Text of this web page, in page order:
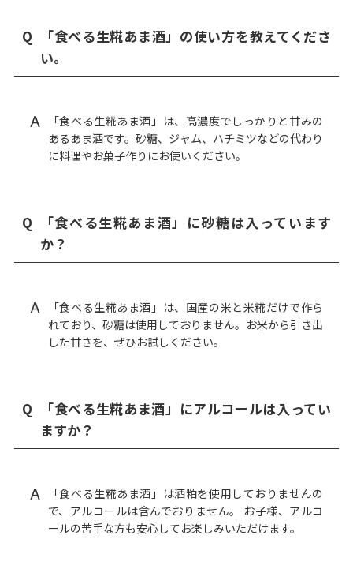
Q
「食べる生糀あま酒」の使い方を教えてくださ
い。
A
「食べる生糀あま酒」は、高濃度でしっかりと甘みの
あるあま酒です。砂糖、ジャム、ハチミツなどの代わり
に料理やお菓子作りにお使いください。
Q
「食べる生糀あま酒」に砂糖は入っています
か？
A
「食べる生糀あま酒」は、国産の米と米糀だけで作ら
れており、砂糖は使用しておりません。お米から引き出
した甘さを、ぜひお試しください。
Q
「食べる生糀あま酒」にアルコールは入ってい
ますか？
A
「食べる生糀あま酒」は酒粕を使用しておりませんの
で、アルコールは含んでおりません。 お子様、アルコ
ールの苦手な方も安心してお楽しみいただけます。